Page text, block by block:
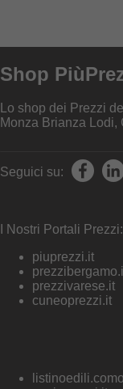
Shop
Lo shop dei Prezzi
Monza Brianza Lodi,
Seguici su:
I Nostri Portali Prezzi:
piuprezzi.it
prezzivarese.it
cuneoprezzi.it